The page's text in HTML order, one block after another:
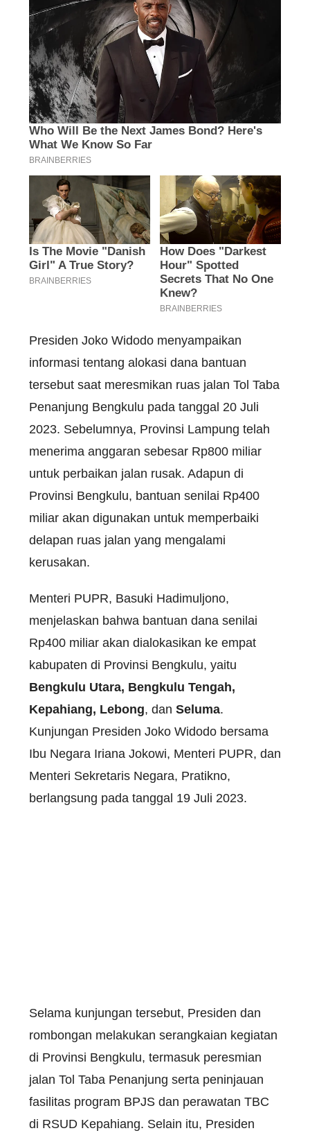
Presiden Joko Widodo menyampaikan
informasi tentang alokasi dana bantuan
tersebut saat meresmikan ruas jalan Tol Taba
Penanjung Bengkulu pada tanggal 20 Juli
2023. Sebelumnya, Provinsi Lampung telah
menerima anggaran sebesar Rp800 miliar
untuk perbaikan jalan rusak. Adapun di
Provinsi Bengkulu, bantuan senilai Rp400
miliar akan digunakan untuk memperbaiki
delapan ruas jalan yang mengalami
kerusakan.
Menteri PUPR, Basuki Hadimuljono,
menjelaskan bahwa bantuan dana senilai
Rp400 miliar akan dialokasikan ke empat
kabupaten di Provinsi Bengkulu, yaitu
Bengkulu Utara, Bengkulu Tengah,
Kepahiang, Lebong, dan Seluma.
Kunjungan Presiden Joko Widodo bersama
Ibu Negara Iriana Jokowi, Menteri PUPR, dan
Menteri Sekretaris Negara, Pratikno,
berlangsung pada tanggal 19 Juli 2023.
Selama kunjungan tersebut, Presiden dan
rombongan melakukan serangkaian kegiatan
di Provinsi Bengkulu, termasuk peresmian
jalan Tol Taba Penanjung serta peninjauan
fasilitas program BPJS dan perawatan TBC
di RSUD Kepahiang. Selain itu, Presiden